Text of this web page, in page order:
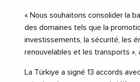
« Nous souhaitons consolider la
des domaines tels que la
investissements, la sécurité, les
renouvelables et les transports »,
La Türkiye a signé 13 accords